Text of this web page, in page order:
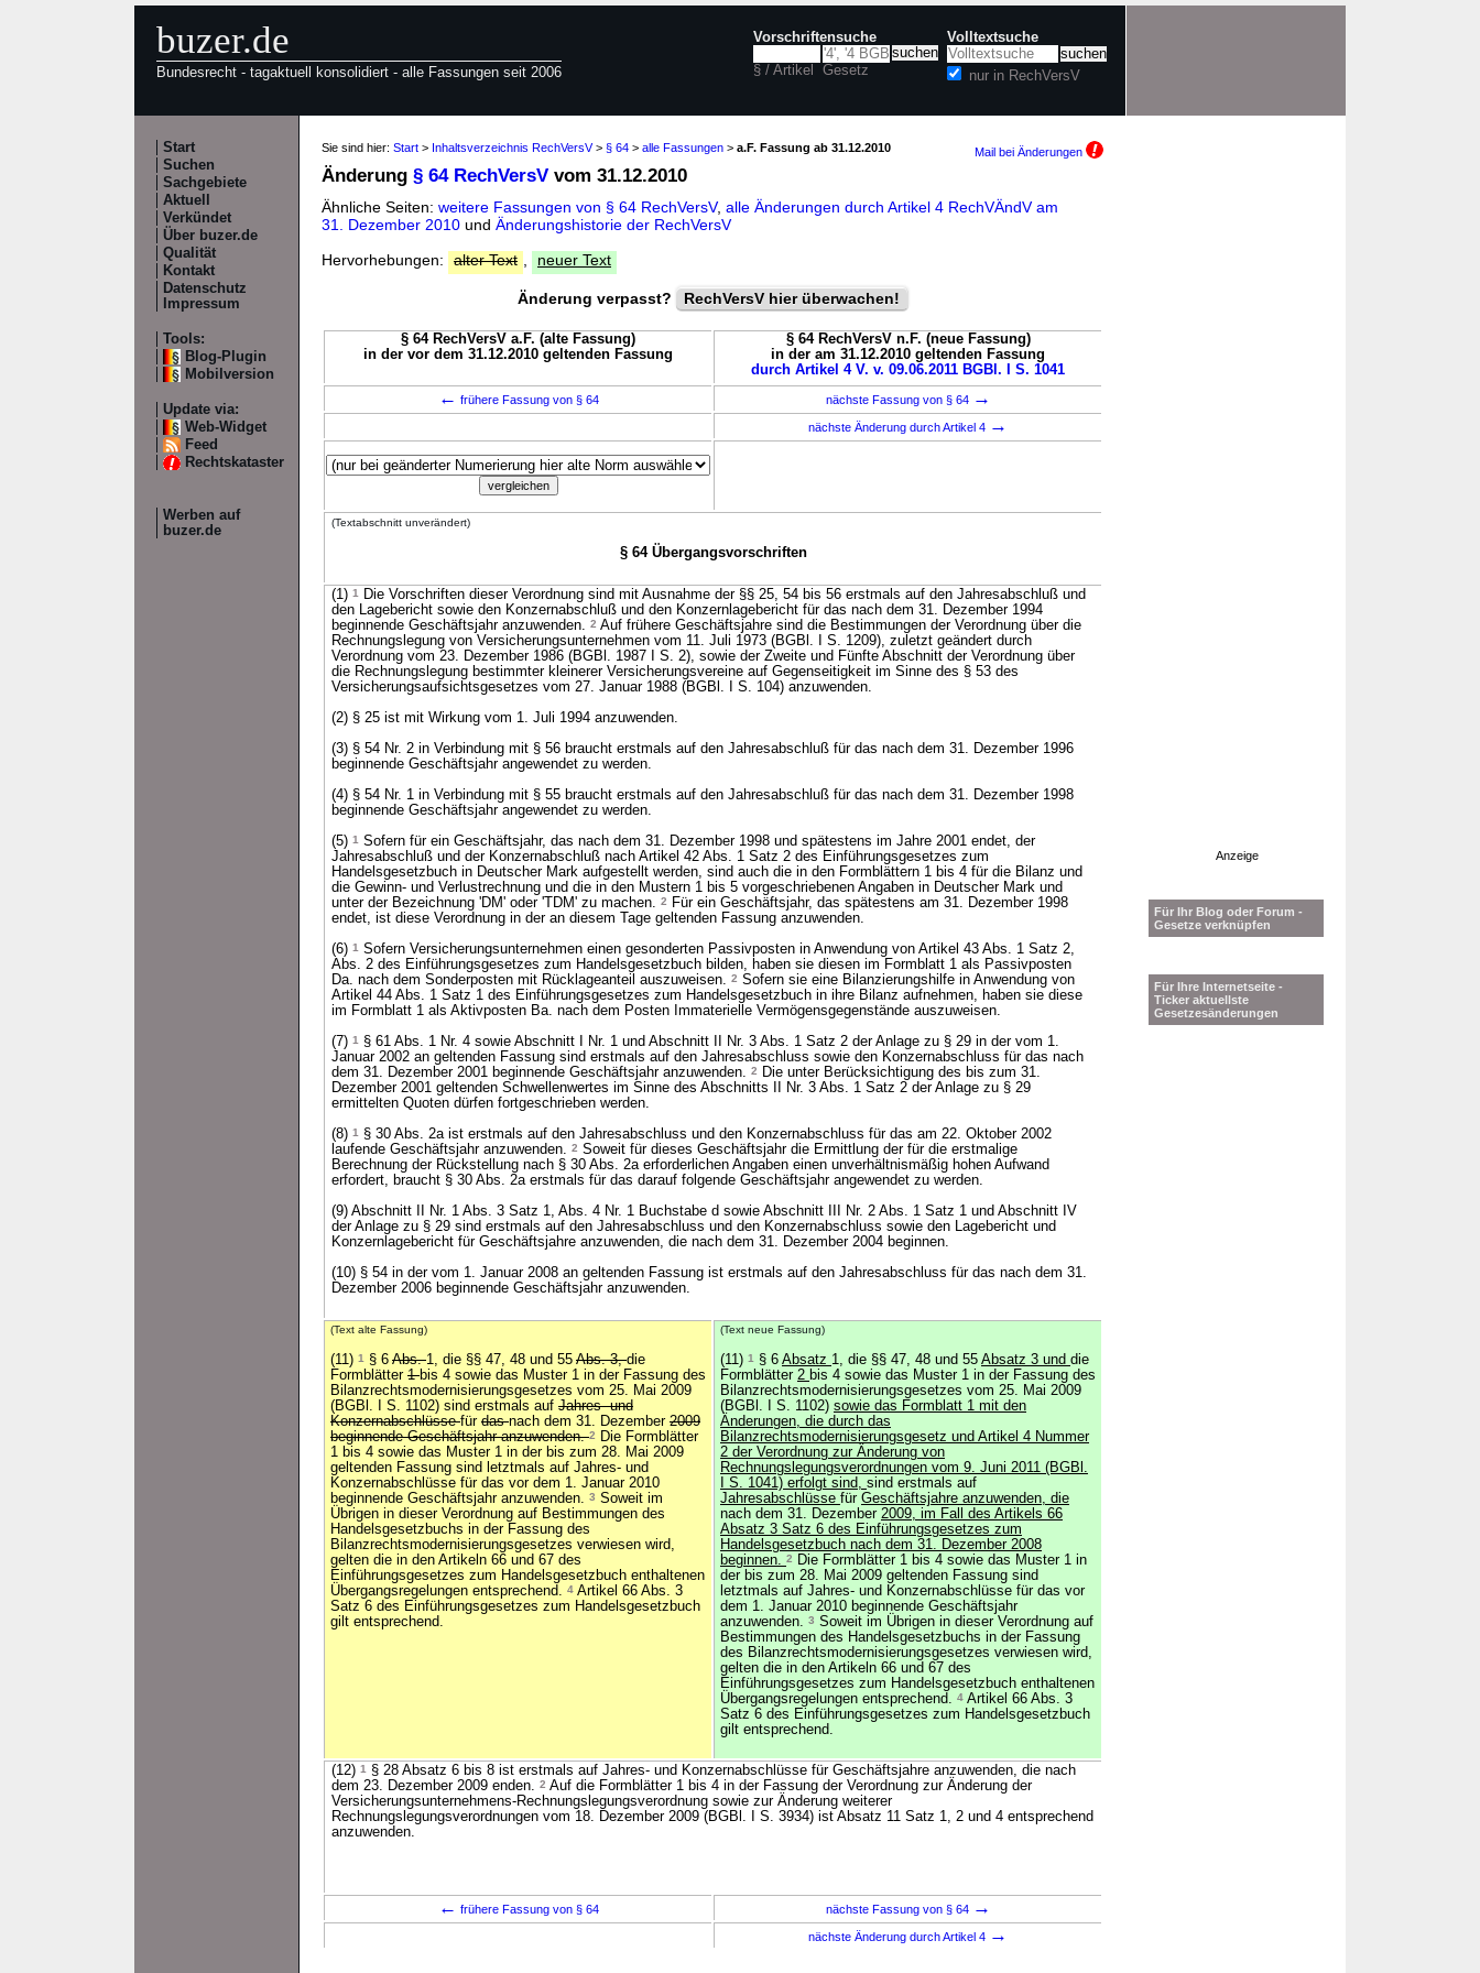
buzer.de
Bundesrecht - tagaktuell konsolidiert - alle Fassungen seit 2006
Vorschriftensuche
§ / Artikel Gesetz
Volltextsuche
nur in RechVersV
Start
Suchen
Sachgebiete
Aktuell
Verkündet
Über buzer.de
Qualität
Kontakt
Datenschutz
Impressum
Tools:
Blog-Plugin
Mobilversion
Update via:
Web-Widget
Feed
Rechtskataster
Werben auf
buzer.de
Sie sind hier: Start > Inhaltsverzeichnis RechVersV> § 64 > alle Fassungen > a.F. Fassung ab 31.12.2010 Mail bei Änderungen
Änderung § 64 RechVersV vom 31.12.2010
Ähnliche Seiten: weitere Fassungen von § 64 RechVersV, alle Änderungen durch Artikel 4 RechVÄndV am
31. Dezember 2010 und Änderungshistorie der RechVersV
Hervorhebungen:
alter Text neuer Text
Änderung verpasst? RechVersV hier überwachen!
§ 64 RechVersV a.F. (alte Fassung)
in der vor dem 31.12.2010 geltenden Fassung
§ 64 RechVersV n.F. (neue Fassung)
in der am 31.12.2010 geltenden Fassung
durch Artikel 4 V. v. 09.06.2011 BGBl. I S. 1041
← frühere Fassung von § 64 nächste Fassung von § 64 →
nächste Änderung durch Artikel 4 →
(Textabschnitt unverändert)
§ 64 Übergangsvorschriften
(1) 1
Die Vorschriften dieser Verordnung sind mit Ausnahme der §§ 25, 54 bis 56 erstmals auf den Jahresabschluß und
den Lagebericht sowie den Konzernabschluß und den Konzernlagebericht für das nach dem 31. Dezember 1994
beginnende Geschäftsjahr anzuwenden. 2 Auf frühere Geschäftsjahre sind die Bestimmungen der Verordnung über die
Rechnungslegung von Versicherungsunternehmen vom 11. Juli 1973 (BGBl. I S. 1209), zuletzt geändert durch
Verordnung vom 23. Dezember 1986 (BGBl. 1987 I S. 2), sowie der Zweite und Fünfte Abschnitt der Verordnung über
die Rechnungslegung bestimmter kleinerer Versicherungsvereine auf Gegenseitigkeit im Sinne des § 53 des
Versicherungsaufsichtsgesetzes vom 27. Januar 1988 (BGBl. I S. 104) anzuwenden.
(2) § 25 ist mit Wirkung vom 1. Juli 1994 anzuwenden.
(3) § 54 Nr. 2 in Verbindung mit § 56 braucht erstmals auf den Jahresabschluß für das nach dem 31. Dezember 1996
beginnende Geschäftsjahr angewendet zu werden.
(4) § 54 Nr. 1 in Verbindung mit § 55 braucht erstmals auf den Jahresabschluß für das nach dem 31. Dezember 1998
beginnende Geschäftsjahr angewendet zu werden.
(5) 1 Sofern für ein Geschäftsjahr, das nach dem 31. Dezember 1998 und spätestens im Jahre 2001 endet, der
Jahresabschluß und der Konzernabschluß nach Artikel 42 Abs. 1 Satz 2 des Einführungsgesetzes zum
Handelsgesetzbuch in Deutscher Mark aufgestellt werden, sind auch die in den Formblättern 1 bis 4 für die Bilanz und
die Gewinn- und Verlustrechnung und die in den Mustern 1 bis 5 vorgeschriebenen Angaben in Deutscher Mark und
unter der Bezeichnung 'DM' oder 'TDM' zu machen. 2
Für ein Geschäftsjahr, das spätestens am 31. Dezember 1998
endet, ist diese Verordnung in der an diesem Tage geltenden Fassung anzuwenden.
(6) 1 Sofern Versicherungsunternehmen einen gesonderten Passivposten in Anwendung von Artikel 43 Abs. 1 Satz 2,
Abs. 2 des Einführungsgesetzes zum Handelsgesetzbuch bilden, haben sie diesen im Formblatt 1 als Passivposten
Da. nach dem Sonderposten mit Rücklageanteil auszuweisen. 2 Sofern sie eine Bilanzierungshilfe in Anwendung von
Artikel 44 Abs. 1 Satz 1 des Einführungsgesetzes zum Handelsgesetzbuch in ihre Bilanz aufnehmen, haben sie diese
im Formblatt 1 als Aktivposten Ba. nach dem Posten Immaterielle Vermögensgegenstände auszuweisen.
(7) 1
§ 61 Abs. 1 Nr. 4 sowie Abschnitt I Nr. 1 und Abschnitt II Nr. 3 Abs. 1 Satz 2 der Anlage zu § 29 in der vom 1.
Januar 2002 an geltenden Fassung sind erstmals auf den Jahresabschluss sowie den Konzernabschluss für das nach
dem 31. Dezember 2001 beginnende Geschäftsjahr anzuwenden. 2
Die unter Berücksichtigung des bis zum 31.
Dezember 2001 geltenden Schwellenwertes im Sinne des Abschnitts II Nr. 3 Abs. 1 Satz 2 der Anlage zu § 29
ermittelten Quoten dürfen fortgeschrieben werden.
(8) 1
§ 30 Abs. 2a ist erstmals auf den Jahresabschluss und den Konzernabschluss für das am 22. Oktober 2002
laufende Geschäftsjahr anzuwenden. 2 Soweit für dieses Geschäftsjahr die Ermittlung der für die erstmalige
Berechnung der Rückstellung nach § 30 Abs. 2a erforderlichen Angaben einen unverhältnismäßig hohen Aufwand
erfordert, braucht § 30 Abs. 2a erstmals für das darauf folgende Geschäftsjahr angewendet zu werden.
(9) Abschnitt II Nr. 1 Abs. 3 Satz 1, Abs. 4 Nr. 1 Buchstabe d sowie Abschnitt III Nr. 2 Abs. 1 Satz 1 und Abschnitt IV
der Anlage zu § 29 sind erstmals auf den Jahresabschluss und den Konzernabschluss sowie den Lagebericht und
Konzernlagebericht für Geschäftsjahre anzuwenden, die nach dem 31. Dezember 2004 beginnen.
(10) § 54 in der vom 1. Januar 2008 an geltenden Fassung ist erstmals auf den Jahresabschluss für das nach dem 31.
Dezember 2006 beginnende Geschäftsjahr anzuwenden.
(Text alte Fassung)
(11) 1 § 6 Abs.1, die §§ 47, 48 und 55 Abs. 3,die
Formblätter 1bis 4 sowie das Muster 1 in der Fassung des
Bilanzrechtsmodernisierungsgesetzes vom 25. Mai 2009
(BGBl. I S. 1102) sind erstmals auf Jahres- und
Konzernabschlüssefür dasnach dem 31. Dezember 2009
beginnende Geschäftsjahr anzuwenden.2
Die Formblätter
1 bis 4 sowie das Muster 1 in der bis zum 28. Mai 2009
geltenden Fassung sind letztmals auf Jahres- und
Konzernabschlüsse für das vor dem 1. Januar 2010
beginnende Geschäftsjahr anzuwenden. 3 Soweit im
Übrigen in dieser Verordnung auf Bestimmungen des
Handelsgesetzbuchs in der Fassung des
Bilanzrechtsmodernisierungsgesetzes verwiesen wird,
gelten die in den Artikeln 66 und 67 des
Einführungsgesetzes zum Handelsgesetzbuch enthaltenen
Übergangsregelungen entsprechend. 4 Artikel 66 Abs. 3
Satz 6 des Einführungsgesetzes zum Handelsgesetzbuch
gilt entsprechend.
(Text neue Fassung)
(11) 1 § 6 Absatz 1, die §§ 47, 48 und 55 Absatz 3 und die
Formblätter 2 bis 4 sowie das Muster 1 in der Fassung des
Bilanzrechtsmodernisierungsgesetzes vom 25. Mai 2009
(BGBl. I S. 1102) sowie das Formblatt 1 mit den
Änderungen, die durch das
Bilanzrechtsmodernisierungsgesetz und Artikel 4 Nummer
2 der Verordnung zur Änderung von
Rechnungslegungsverordnungen vom 9. Juni 2011 (BGBl.
I S. 1041) erfolgt sind, sind erstmals auf
Jahresabschlüsse für Geschäftsjahre anzuwenden, die
nach dem 31. Dezember 2009, im Fall des Artikels 66
Absatz 3 Satz 6 des Einführungsgesetzes zum
Handelsgesetzbuch nach dem 31. Dezember 2008
beginnen. 2
Die Formblätter 1 bis 4 sowie das Muster 1 in
der bis zum 28. Mai 2009 geltenden Fassung sind
letztmals auf Jahres- und Konzernabschlüsse für das vor
dem 1. Januar 2010 beginnende Geschäftsjahr
anzuwenden. 3 Soweit im Übrigen in dieser Verordnung auf
Bestimmungen des Handelsgesetzbuchs in der Fassung
des Bilanzrechtsmodernisierungsgesetzes verwiesen wird,
gelten die in den Artikeln 66 und 67 des
Einführungsgesetzes zum Handelsgesetzbuch enthaltenen
Übergangsregelungen entsprechend. 4 Artikel 66 Abs. 3
Satz 6 des Einführungsgesetzes zum Handelsgesetzbuch
gilt entsprechend.
(12) 1
§ 28 Absatz 6 bis 8 ist erstmals auf Jahres- und Konzernabschlüsse für Geschäftsjahre anzuwenden, die nach
dem 23. Dezember 2009 enden. 2 Auf die Formblätter 1 bis 4 in der Fassung der Verordnung zur Änderung der
Versicherungsunternehmens-Rechnungslegungsverordnung sowie zur Änderung weiterer
Rechnungslegungsverordnungen vom 18. Dezember 2009 (BGBl. I S. 3934) ist Absatz 11 Satz 1, 2 und 4 entsprechend
anzuwenden.
← frühere Fassung von § 64 nächste Fassung von § 64 →
nächste Änderung durch Artikel 4 →
Anzeige
Für Ihr Blog oder Forum -
Gesetze verknüpfen
Für Ihre Internetseite -
Ticker aktuellste
Gesetzesänderungen